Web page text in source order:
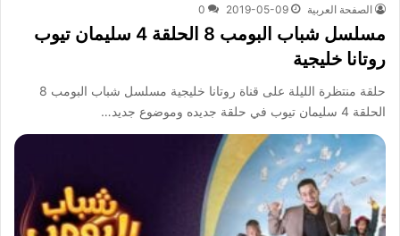
الصفحة العربية 2019-05-09
0
مسلسل شباب البومب 8 الحلقة 4 سليمان تيوب
روتانا خليجية
حلقة منتظرة الليلة على قناة روتانا خليجية مسلسل شباب البومب 8
الحلقة 4 سليمان تيوب في حلقة جديده وموضوع جديد…